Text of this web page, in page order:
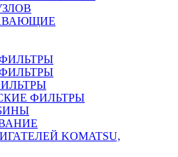
ФИЛЬТРЫ
KOMATSU,